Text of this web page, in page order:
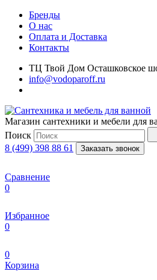
Бренды
О нас
Оплата и Доставка
Контакты
ТЦ Твой Дом Осташковское
info@vodoparoff.ru
Магазин сантехники и мебели для
Поиск
8 (499) 398 88 61 Заказать звонок
Сравнение
0
Избранное
0
0
Корзина